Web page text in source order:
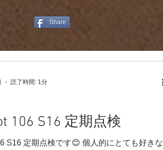
Share
106 S16 定期点検
S16 定期点検です😊 個人的にとても好きな
読了時間: 1分